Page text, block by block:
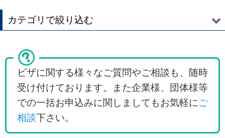
並び順:
カテゴリで絞り込む
オーストラリアビザ申請代行 (全商品)
訪問ビザ（観光ビザ）サブクラス600
オーストラリア国内での滞在延長
オーストラリアのワーキングホリデービザ
ビザに関する様々なご質問やご相談も、随時
受け付けております。また企業様、団体様等
での一括お申込みに関しましてもお気軽にご
相談下さい。